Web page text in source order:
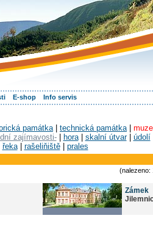
E-shop Info servis
památka | technická památka |
zajímavosti-| hora| skalní útvar| údolí
řeka| rašeliňiště| prales
(nalezeno:
Zámek